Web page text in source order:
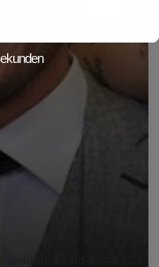
gebaut. Er 38 sucht